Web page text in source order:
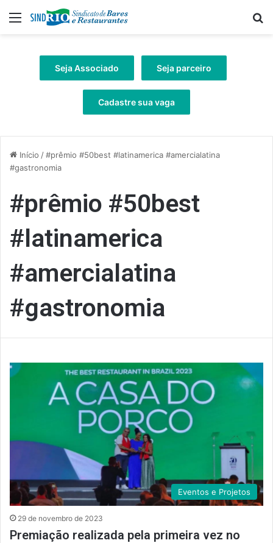
Menu
Seja Associado Seja parceiro
Cadastre sua vaga
Início /#prêmio #50best #latinamerica #amercialatina
#gastronomia
#prêmio #50best
#latinamerica
#amercialatina
#gastronomia
Eventos e Projetos
29 de novembro de 2023
Premiação realizada pela primeira vez no